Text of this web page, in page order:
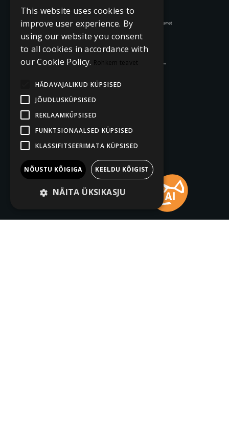
This website uses cookies to
improve user experience. By
using our website you consent
to all cookies in accordance with
our Cookie Policy. Rohkem teavet
HÄDAVAJALIKUD KÜPSISED
JÕUDLUSKÜPSISED
REKLAAMKÜPSISED
FUNKTSIONAALSED KÜPSISED
KLASSIFITSEERIMATA KÜPSISED
NÕUSTU KÕIGIGA KEELDU KÕIGIST
NÄITA ÜKSIKASJU